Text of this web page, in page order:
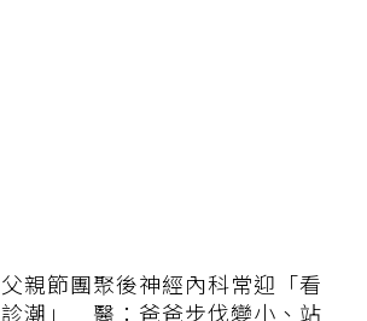
父親節團聚後神經內科常迎「看
診潮」 醫：爸爸步伐變小、站